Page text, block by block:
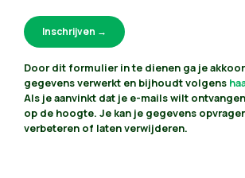
Door dit formulier in te dienen ga je
gegevens verwerkt en bijhoudt volgens
Als je aanvinkt dat je e-mails wilt
op de hoogte. Je kan je gegevens
verbeteren of laten verwijderen.